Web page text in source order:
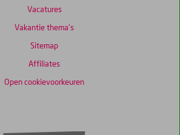
Vacatures
Vakantie thema's
Sitemap
Affiliates
Open cookievoorkeuren